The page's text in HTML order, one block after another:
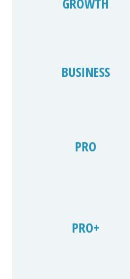
BUSINESS
PRO
PRO+